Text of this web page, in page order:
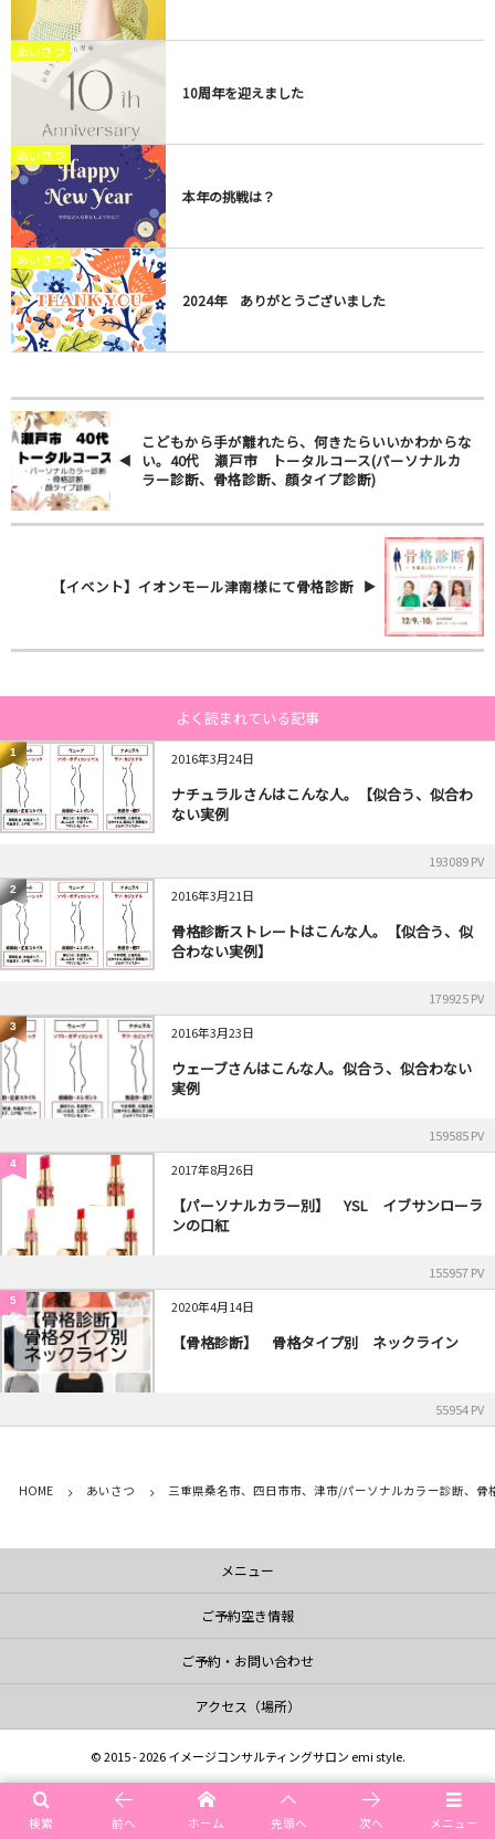
あいさつ
10周年を迎えました
あいさつ
本年の挑戦は？
あいさつ
2024年 ありがとうございました
こどもから手が離れたら、何きたらいいかわからな
い。40代 瀬戸市 トータルコース(パーソナルカ
ラー診断、骨格診断、顔タイプ診断)
【イベント】イオンモール津南様にて骨格診断
よく読まれている記事
1 2016年3月24日
ナチュラルさんはこんな人。【似合う、似合わ
ない実例
193089 PV
2 2016年3月21日
骨格診断ストレートはこんな人。【似合う、似
合わない実例】
179925 PV
3 2016年3月23日
ウェーブさんはこんな人。似合う、似合わない
実例
159585 PV
4 2017年8月26日
【パーソナルカラー別】 YSL イブサンローラ
ンの口紅
155957 PV
5 2020年4月14日
【骨格診断】 骨格タイプ別 ネックライン
55954 PV
HOME あいさつ 三重県桑名市、四日市市、津市/パーソナルカラー診断、骨
メニュー
ご予約空き情報
ご予約・お問い合わせ
アクセス（場所）
©2015 - 2026 イメージコンサルティングサロン emi style.
メニュー
検索 前へ ホーム 先頭へ 次へ